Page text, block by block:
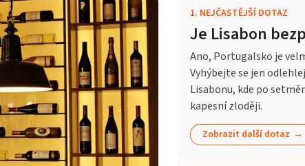
1. NEJČASTĚJŠÍ DOTAZ
Je Lisabon
Ano, Portugalsko je
Vyhýbejte se jen
Lisabonu, kde po
kapesní zloději.
Zobrazit další dotaz